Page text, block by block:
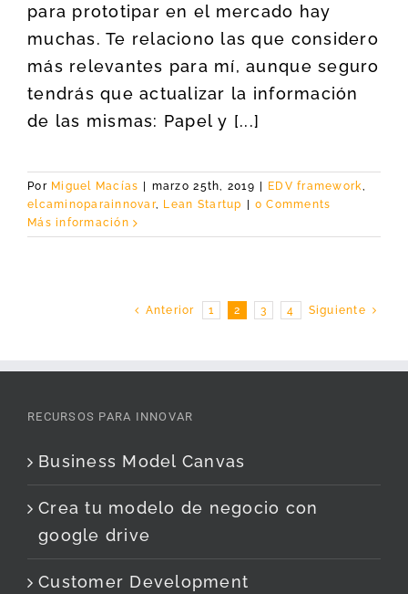
para prototipar en el mercado hay
muchas. Te relaciono las que considero
más relevantes para mí, aunque seguro
tendrás que actualizar la información
de las mismas: Papel y [...]
Por Miguel Macías | marzo 25th, 2019 | EDV framework
elcaminoparainnovar, Lean Startup | 0 Comments
Más información
Anterior 1 2 3 4 Siguiente
RECURSOS PARA INNOVAR
Business Model Canvas
Crea tu modelo de negocio con
google drive
Customer Development